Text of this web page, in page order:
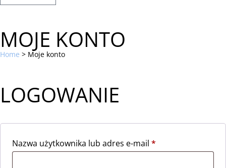
MOJE KONTO
Home > Moje konto
LOGOWANIE
Nazwa użytkownika lub adres e-mail *